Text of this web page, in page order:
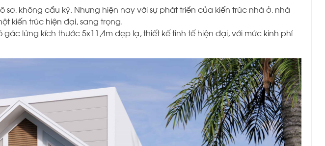
không cầu kỳ. Nhưng hiện nay với sự phát triển của kiến trúc nhà ở, nhà
kiến trúc hiện đại, sang trọng.
lửng kích thước 5x11,4m đẹp lạ, thiết kế tinh tế hiện đại, với mức kinh phí